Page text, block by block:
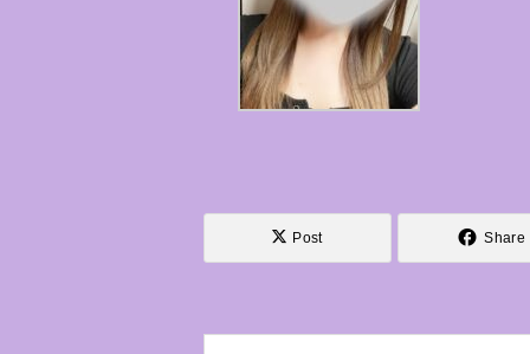
Post Share